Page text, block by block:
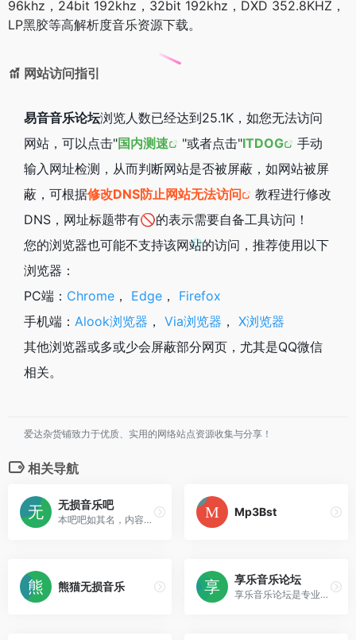
96khz，24bit 192khz，32bit 192khz，DXD 352.8KHZ，
LP黑胶等高解析度音乐资源下载。
网站访问指引
易音音乐论坛浏览人数已经达到25.1K，如您无法访问
网站，可以点击"国内测速 "或者点击"ITDOG
手动
输入网址检测，从而判断网站是否被屏蔽，如网站被屏
蔽，可根据修改DNS防止网站无法访问
教程进行修改
DNS，网址标题带有🚫的表示需要自备工具访问！
您的浏览器也可能不支持该网站的访问，推荐使用以下
浏览器：
PC端： Chrome ， Edge ， Firefox
手机端： Alook浏览器 ， Via浏览器 ， X浏览器
其他浏览器或多或少会屏蔽部分网页，尤其是QQ微信
相关。
爱达杂货铺致力于优质、实用的网络站点资源收集与分享！
相关导航
无损音乐吧
本吧吧如其名，内容关乎 无损 和 音乐。鉴于“无损”的知名度远不如音乐，所以本吧相比音乐吧，绝对算得上小吧。_x000D_
Mp3Bst
熊猫无损音乐
享乐音乐论坛
享乐音乐论坛是专业提供高品质无损音乐免费下载的网站，更是音乐发烧友的乐园，拥有的无损音乐下载格式包含各种类型，还有车载音乐下载，汽车音乐打包下载，名不虚传的海量高品质无损音乐下载天堂。